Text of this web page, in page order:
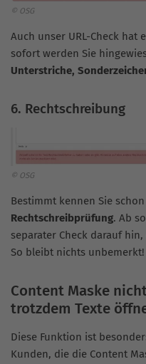
© OSG
Auch unser URL-Check hat
sofort werden Sie
Unterstriche,
6. Rechtschreibung
© OSG
Bestimmt kennen Sie
Rechtschreibprüfung. Ab
separater Check darauf
So bleibt nichts unbemerkt!
Content Maske
trotzdem Texte
Diese Funktion ist
Kunden, die die Content